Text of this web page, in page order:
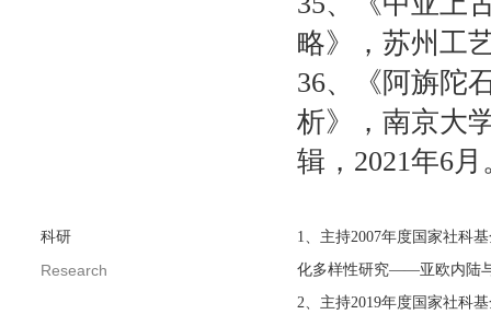
略》，苏州工
36、《阿旃陀
析》，南京大
辑， 2021年6月
科研
Research
1、主持2007年度国家社科
化多样性研究——亚欧内陆
2、主持2019年度国家社科